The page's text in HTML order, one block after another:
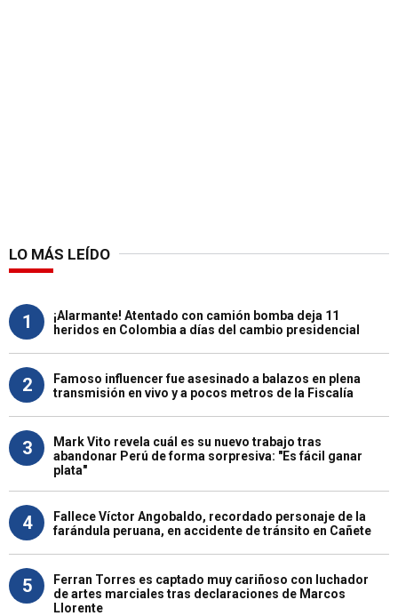
LO MÁS LEÍDO
1
¡Alarmante! Atentado con camión bomba deja 11
heridos en Colombia a días del cambio presidencial
2
Famoso influencer fue asesinado a balazos en plena
transmisión en vivo y a pocos metros de la Fiscalía
3
Mark Vito revela cuál es su nuevo trabajo tras
abandonar Perú de forma sorpresiva: "Es fácil ganar
plata"
4
Fallece Víctor Angobaldo, recordado personaje de la
farándula peruana, en accidente de tránsito en Cañete
5
Ferran Torres es captado muy cariñoso con luchador
de artes marciales tras declaraciones de Marcos
Llorente